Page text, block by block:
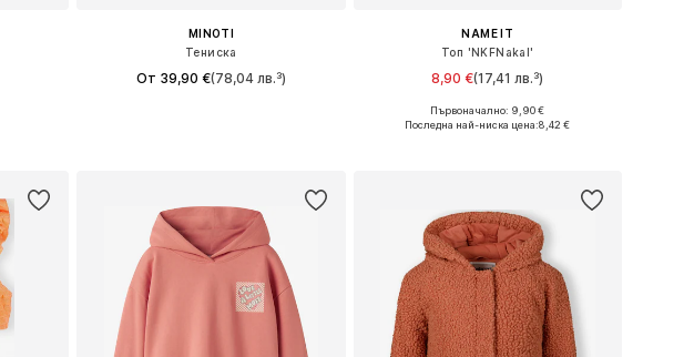
MINOTI
Тениска
От 39,90 €(78,04 лв.³)
NAME IT
Топ 'NKFNakal'
8,90 €(17,41 лв.³)
+ 2
Предлага се в много размери
Първоначално: 9,90 €
Последна най-ниска цена:8,42 €